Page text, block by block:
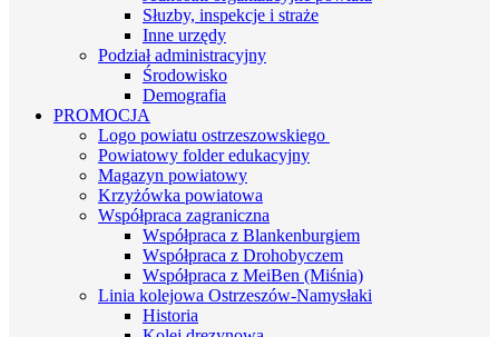
Słuzby, inspekcje i straże
Inne urzędy
Podział administracyjny
Środowisko
Demografia
PROMOCJA
Logo powiatu ostrzeszowskiego
Powiatowy folder edukacyjny
Magazyn powiatowy
Krzyżówka powiatowa
Współpraca zagraniczna
Współpraca z Blankenburgiem
Współpraca z Drohobyczem
Współpraca z MeiBen (Miśnia)
Linia kolejowa Ostrzeszów-Namysłaki
Historia